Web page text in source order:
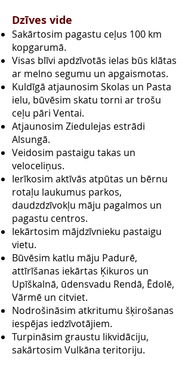
Dzīves vide
Sakārtosim pagastu ceļus 100 km
kopgarumā.
Visas blīvi apdzīvotās ielas būs klātas
ar melno segumu un apgaismotas.
Kuldīgā atjaunosim Skolas un Pasta
ielu, būvēsim skatu torni ar trošu
ceļu pāri Ventai.
Atjaunosim Ziedulejas estrādi
Alsungā.
Veidosim pastaigu takas un
veloceliņus.
Ierīkosim aktīvās atpūtas un bērnu
rotaļu laukumus parkos,
daudzdzīvokļu māju pagalmos un
pagastu centros.
Iekārtosim mājdzīvnieku pastaigu
vietu.
Būvēsim katlu māju Padurē,
attīrīšanas iekārtas Ķikuros un
Upīškalnā, ūdensvadu Rendā, Ēdolē,
Vārmē un citviet.
Nodrošināsim atkritumu šķirošanas
iespējas iedzīvotājiem.
Turpināsim graustu likvidāciju,
sakārtosim Vulkāna teritoriju.